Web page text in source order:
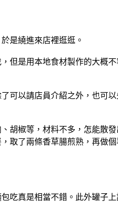
是繞進來店裡逛逛。
但是用本地食材製作的大概不
可以請店員介紹之外，也可
胡椒等，材料不多，怎能散
取了兩條香草腸煎熟，再做
吃真是相當不錯。此外罐子